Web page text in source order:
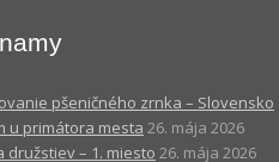
pšeničného zrnka – Slovensko
u primátora mesta 26. mája 2026
družstiev – 1. miesto 26. mája 2026